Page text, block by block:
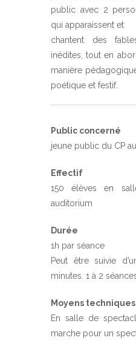
public avec 2
qui apparaissent et
chantent des
inédites, tout en
manière
poétique et festif.
Public concerné
jeune public du CP
Effectif
150 élèves en
auditorium
Durée
1h par séance
Peut être suivie
minutes. 1 à 2
Moyens techniques
En salle de
marche pour un